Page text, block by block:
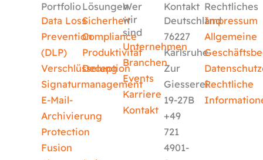
Portfolio
Data Loss
Prevention
(DLP)
Verschlüsselung
Signaturmanagement
E-Mail-
Archivierung
Protection
Fusion
Lösungen
Sicherheit
Compliance
Produktivität
Deception
Wer
wir
sind
Unternehmen
Branchen
Events
Karriere
Kontakt
Kontakt
Deutschland
76227
Karlsruhe
Zur
Giesserei
19-27B
+49
721
4901-
Rechtliches
Impressum
Allgemeine
Rechtliche